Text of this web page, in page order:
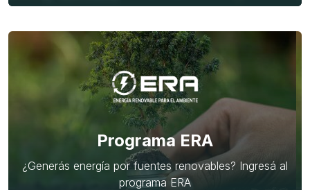
Programa ERA
¿Generás energía por fuentes renovables? Ingresá al
programa ERA